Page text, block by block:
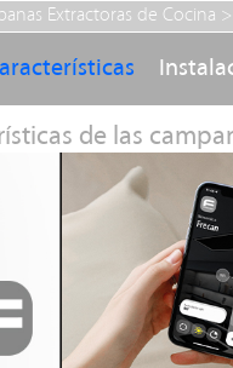
Extractoras de Cocina
de las